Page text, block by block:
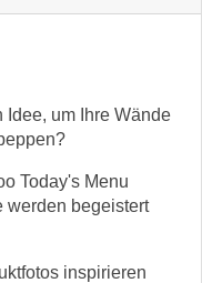
um Ihre Wände
Today's Menu
werden begeistert
inspirieren